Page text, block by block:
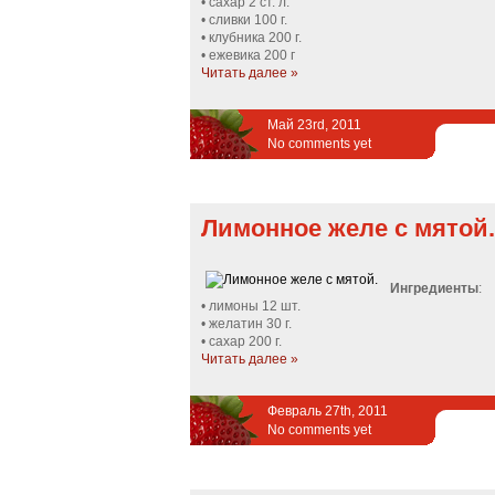
• сливки 100 г.
• клубника 200 г.
• ежевика 200 г
Читать далее »
Май 23rd, 2011
No comments yet
Лимонное желе с мятой.
Ингредиенты:
• лимоны 12 шт.
• желатин 30 г.
• сахар 200 г.
Читать далее »
Февраль 27th, 2011
No comments yet